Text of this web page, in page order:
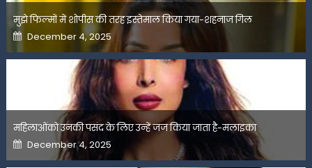
मुझे फिल्मों में शोपीस की तरह इस्तेमाल किया गया-शहनाज गिल
Posted
on
December 4, 2025
महिलाओंको उनकी पसंद के लिए उन्हें जज किया जाता है-मलाइका
Posted
on
December 4, 2025